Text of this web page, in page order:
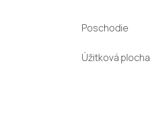
Poschodie
Úžitková plocha